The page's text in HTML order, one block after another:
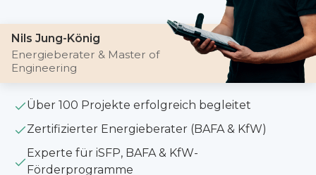
Nils Jung-König
Energieberater & Master of
Engineering
Über 100 Projekte erfolgreich begleitet
Zertifizierter Energieberater (BAFA & KfW)
Experte für iSFP, BAFA & KfW-
Förderprogramme